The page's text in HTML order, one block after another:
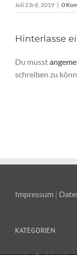
Juli 23rd, 2019 | 0
Hinterlasse
Du musst
schreiben zu
Impressum |
KATEGORIEN